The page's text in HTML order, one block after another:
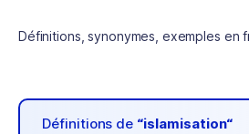
Définitions, synonymes, exemples en
Définitions de “islamisation“